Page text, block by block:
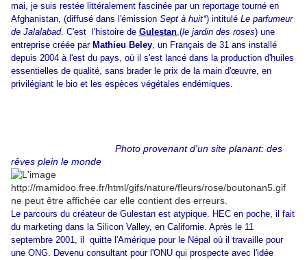
mai, je suis restée littéralement fascinée par un reportage tourné en
Afghanistan, (diffusé dans l'émission Sept à huit*) intitulé Le parfumeur
de Jalalabad. C'est l'histoire de Gulestan,(le jardin des roses) une
entreprise créée par Mathieu Beley, un Français de 31 ans installé
depuis 2004 à l'est du pays, où il s'est lancé dans la production d'huiles
essentielles de qualité, sans brader le prix de la main d'œuvre, en
privilégiant le bio et les espèces végétales endémiques.
Photo provenant d'un site planant: des
rêves plein le monde
Le parcours du créateur de Gulestan est atypique. HEC en poche, il fait
du marketing dans la Silicon Valley, en Californie. Après le 11
septembre 2001, il quitte l'Amérique pour le Népal où il travaille pour
une ONG. Devenu consultant pour l'ONU qui prospecte avec l'idée